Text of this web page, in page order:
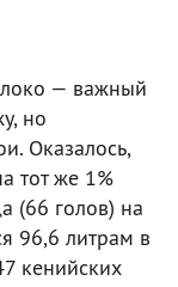
— важный
но
Оказалось,
тот же 1%
(66 голов) на
96,6 литрам в
кенийских